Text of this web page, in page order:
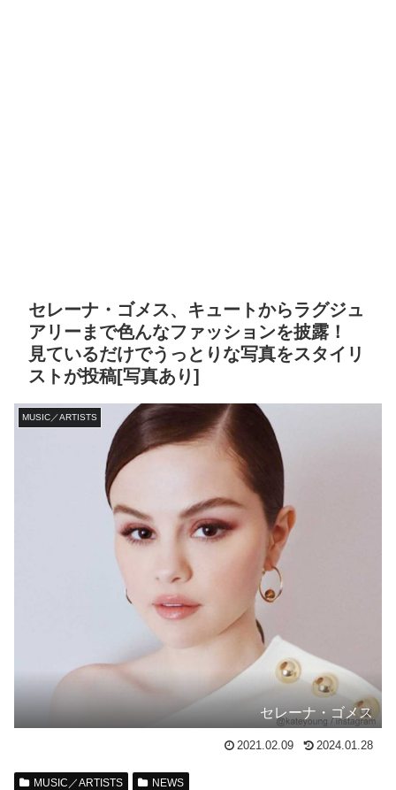
セレーナ・ゴメス、キュートからラグジュ
アリーまで色んなファッションを披露！
見ているだけでうっとりな写真をスタイリ
ストが投稿[写真あり]
MUSIC／ARTISTS
セレーナ・ゴメス
2021.02.09 2024.01.28
MUSIC／ARTISTS NEWS